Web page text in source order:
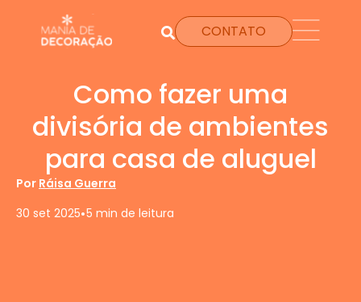
CONTATO
Como fazer uma
divisória de ambientes
para casa de aluguel
Por Ráisa Guerra
30 set 2025•5 min de leitura